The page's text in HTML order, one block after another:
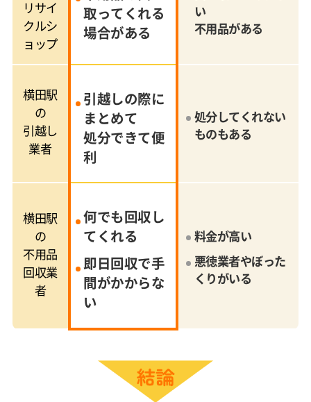
リサイ
クルシ
ョップ
取ってくれる
場合がある
い
不用品がある
横田駅
の
引越し
業者
引越しの際に
まとめて
処分できて便
利
処分してくれない
ものもある
横田駅
の
不用品
回収業
者
何でも回収し
てくれる
即日回収で手
間がかからな
い
料金が高い
悪徳業者やぼった
くりがいる